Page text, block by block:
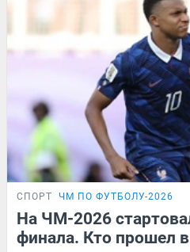
СПОРТ ЧМ ПО ФУТБОЛУ-2026
На ЧМ-2026
финала. Кто прошел